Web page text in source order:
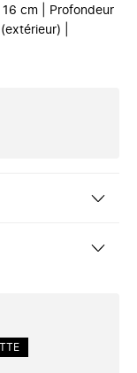
16 cm | Profondeur
|